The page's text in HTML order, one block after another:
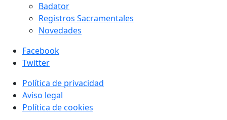
Badator
Registros Sacramentales
Novedades
Facebook
Twitter
Política de privacidad
Aviso legal
Política de cookies